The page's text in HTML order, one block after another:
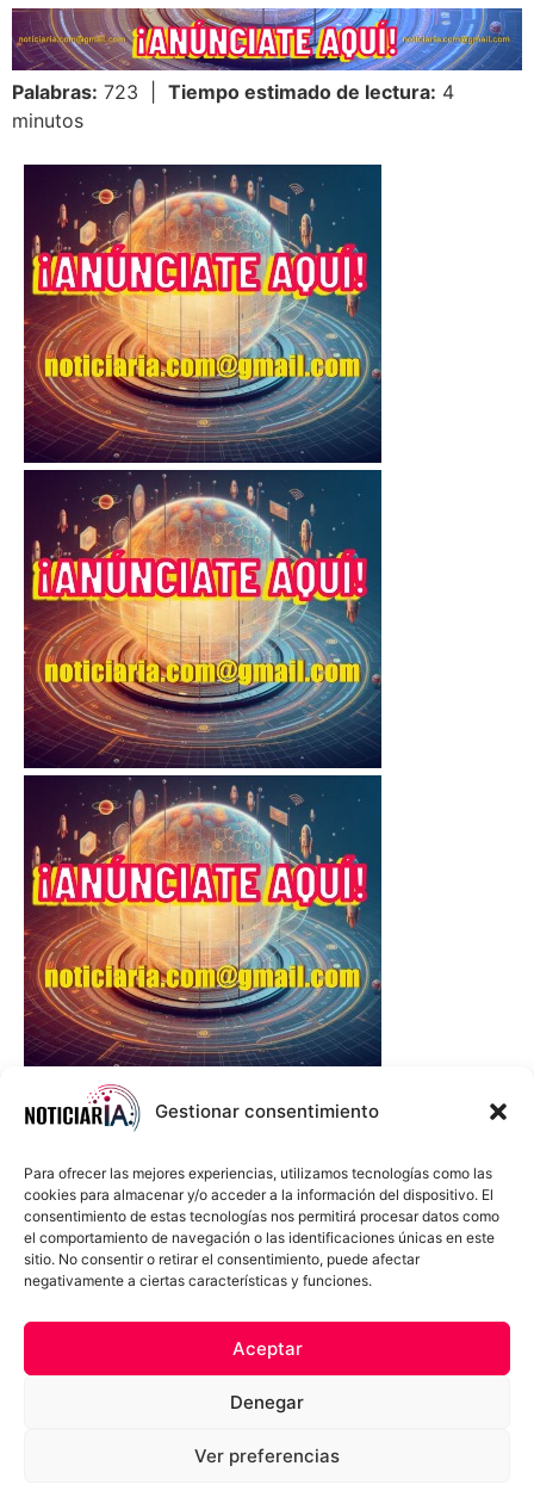
Gestionar consentimiento
Para ofrecer las mejores experiencias, utilizamos tecnologías como las
cookies para almacenar y/o acceder a la información del dispositivo. El
consentimiento de estas tecnologías nos permitirá procesar datos como
el comportamiento de navegación o las identificaciones únicas en este
sitio. No consentir o retirar el consentimiento, puede afectar
negativamente a ciertas características y funciones.
Aceptar
Denegar
Ver preferencias
Palabras: 723 | Tiempo estimado de lectura: 4
minutos
Política de cookies
Términos y Condiciones
Aviso Sobre el Uso de IA
Compromiso Ético con la IA
Propiedad Intelectual